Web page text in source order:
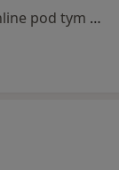
Specjalista nie oferuje umawiania online pod tym adresem.